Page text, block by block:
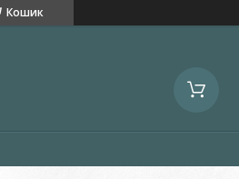
Кошик